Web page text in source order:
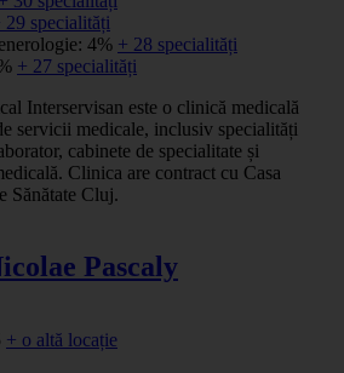
29 specialități
4% + 28 specialități
+ 27 specialități
Interservisan este o clinică medicală
servicii medicale, inclusiv specialități
cabinete de specialitate și
Clinica are contract cu Casa
Sănătate Cluj.
Pascaly
+ o altă locație